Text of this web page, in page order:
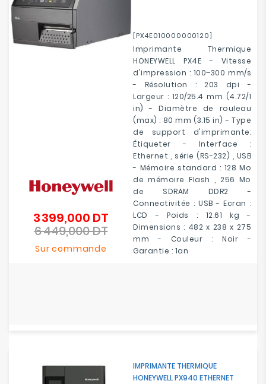
[PX4E010000000120]
Imprimante Thermique
HONEYWELL PX4E - Vitesse
d'impression : 100–300 mm/s
- Résolution : 203 dpi -
Largeur : 120/25.4 mm (4.72/1
in) - Diamètre de rouleau
(max) : 80 mm (3.15 in) - Type
de support d'imprimante:
Étiqueter - Interface :
Ethernet , série (RS-232) , USB
- Mémoire standard : 128 Mo
de mémoire Flash , 256 Mo
de SDRAM DDR2 -
Connectivitée : USB - Ecran :
LCD - Poids : 12.61 kg -
Dimensions : 482 x 238 x 275
mm - Couleur : Noir -
Garantie : 1an
3 399,000 DT
6 449,000 DTPrix
Sur commande
IMPRIMANTE THERMIQUE
HONEYWELL PX940 ETHERNET